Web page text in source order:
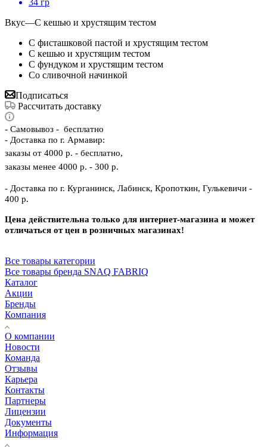
34 гр
Вкус—С кешью и хрустящим тестом
C фисташковой пастой и хрустящим тестом
С кешью и хрустящим тестом
С фундуком и хрустящим тестом
Со сливочной начинкой
Подписаться
Рассчитать доставку
- Самовывоз - бесплатно
- Доставка по г. Армавир:
заказы от 4000 р. - бесплатно,
заказы менее 4000 р. - 300 р.
- Доставка по г. Курганинск, Лабинск, Кропоткин, Гулькевичи -
400 р.
Цена действительна только для интернет-магазина и может
отличаться от цен в розничных магазинах!
Все товары категории
Все товары бренда SNAQ FABRIQ
Каталог
Акции
Бренды
Компания
О компании
Новости
Команда
Отзывы
Карьера
Контакты
Партнеры
Лицензии
Документы
Информация